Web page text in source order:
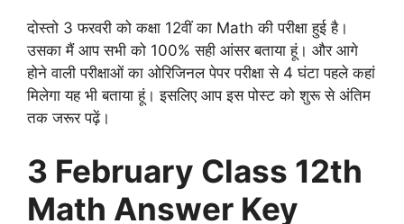
दोस्तो 3 फरवरी को कक्षा 12वीं का Math की परीक्षा हुई है।
उसका मैं आप सभी को 100% सही आंसर बताया हूं। और आगे
होने वाली परीक्षाओं का ओरिजिनल पेपर परीक्षा से 4 घंटा पहले कहां
मिलेगा यह भी बताया हूं। इसलिए आप इस पोस्ट को शुरू से अंतिम
तक जरूर पढ़ें।
3 February Class 12th
Math Answer Key